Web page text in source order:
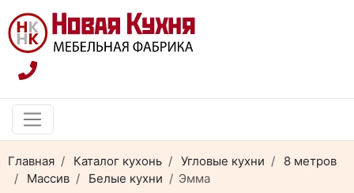
Главная Каталог кухонь Угловые кухни
8 метров
Массив
Белые кухни Эмма